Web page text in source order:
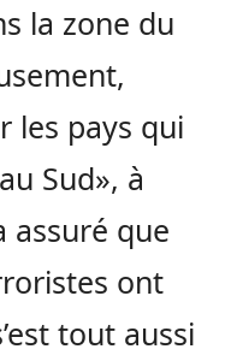
la zone du
les pays qui
Sud», à
assuré que
ont
tout aussi